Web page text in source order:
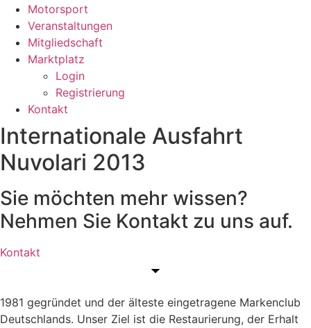
Motorsport
Veranstaltungen
Mitgliedschaft
Marktplatz
Login
Registrierung
Kontakt
Internationale Ausfahrt
Nuvolari 2013
Sie möchten mehr wissen?
Nehmen Sie Kontakt zu uns auf.
Kontakt
1981 gegründet und der älteste eingetragene Markenclub
Deutschlands. Unser Ziel ist die Restaurierung, der Erhalt